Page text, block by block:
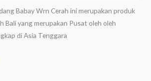
Babay Wrn Cerah ini merupakan produk
Bali yang merupakan Pusat oleh oleh
di Asia Tenggara